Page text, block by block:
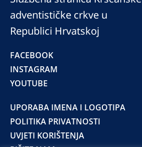
adventističke crkve u
Republici Hrvatskoj
FACEBOOK
INSTAGRAM
YOUTUBE
UPORABA IMENA I LOGOTIPA
POLITIKA PRIVATNOSTI
UVJETI KORIŠTENJA